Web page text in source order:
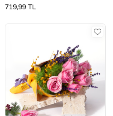
719,99 TL